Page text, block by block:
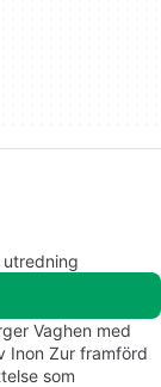
Vaghen med
Inon Zur framförd
som